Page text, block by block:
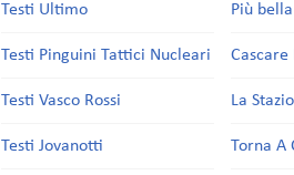
Testi Ultimo
Testi Pinguini Tattici Nucleari
Testi Vasco Rossi
Testi Jovanotti
Più
Cascare
La
Torna A